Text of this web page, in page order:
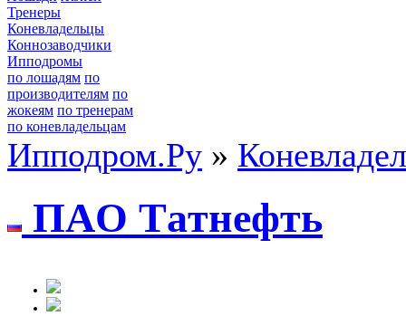
Тренеры
Коневладельцы
Коннозаводчики
Ипподромы
по лошадям по
производителям по
жокеям по тренерам
по коневладельцам
Ипподром.Ру »
ПАO Тaтнeфть